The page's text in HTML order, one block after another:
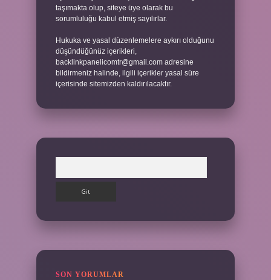
taşımakta olup, siteye üye olarak bu
sorumluluğu kabul etmiş sayılırlar.
Hukuka ve yasal düzenlemelere aykırı olduğunu
düşündüğünüz içerikleri,
backlinkpanelicomtr@gmail.com adresine
bildirmeniz halinde, ilgili içerikler yasal süre
içerisinde sitemizden kaldırılacaktır.
SON YORUMLAR